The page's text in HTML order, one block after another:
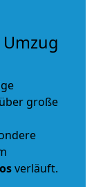
große
verläuft.